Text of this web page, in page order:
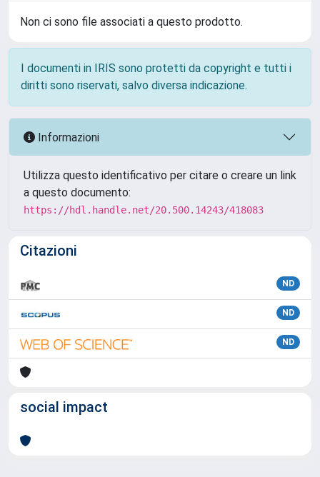
Non ci sono file associati a questo prodotto.
I documenti in IRIS sono protetti da copyright e tutti i
diritti sono riservati, salvo diversa indicazione.
Informazioni
Utilizza questo identificativo per citare o creare un link
a questo documento:
https://hdl.handle.net/20.500.14243/418083
Citazioni
ND
ND
ND
social impact